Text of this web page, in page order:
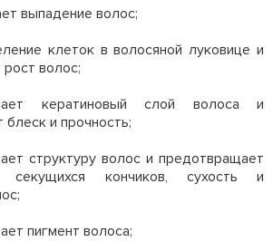
выпадение волос;
клеток в волосяной луковице и
рост волос;
кератиновый слой волоса и
блеск и прочность;
структуру волос и предотвращает
секущихся кончиков, сухость и
пигмент волоса;